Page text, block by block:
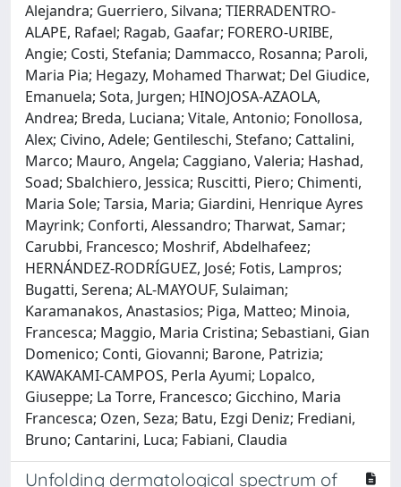
Alejandra; Guerriero, Silvana; TIERRADENTRO-
ALAPE, Rafael; Ragab, Gaafar; FORERO-URIBE,
Angie; Costi, Stefania; Dammacco, Rosanna; Paroli,
Maria Pia; Hegazy, Mohamed Tharwat; Del Giudice,
Emanuela; Sota, Jurgen; HINOJOSA-AZAOLA,
Andrea; Breda, Luciana; Vitale, Antonio; Fonollosa,
Alex; Civino, Adele; Gentileschi, Stefano; Cattalini,
Marco; Mauro, Angela; Caggiano, Valeria; Hashad,
Soad; Sbalchiero, Jessica; Ruscitti, Piero; Chimenti,
Maria Sole; Tarsia, Maria; Giardini, Henrique Ayres
Mayrink; Conforti, Alessandro; Tharwat, Samar;
Carubbi, Francesco; Moshrif, Abdelhafeez;
HERNÁNDEZ-RODRÍGUEZ, José; Fotis, Lampros;
Bugatti, Serena; AL-MAYOUF, Sulaiman;
Karamanakos, Anastasios; Piga, Matteo; Minoia,
Francesca; Maggio, Maria Cristina; Sebastiani, Gian
Domenico; Conti, Giovanni; Barone, Patrizia;
KAWAKAMI-CAMPOS, Perla Ayumi; Lopalco,
Giuseppe; La Torre, Francesco; Gicchino, Maria
Francesca; Ozen, Seza; Batu, Ezgi Deniz; Frediani,
Bruno; Cantarini, Luca; Fabiani, Claudia
Unfolding dermatological spectrum of